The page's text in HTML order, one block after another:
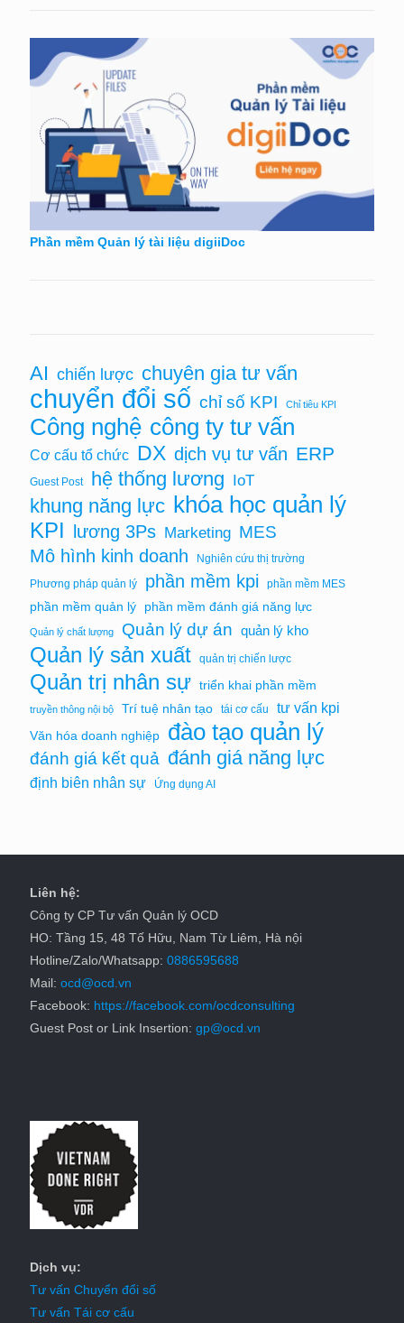
Phần mềm Quản lý tài liệu digiiDoc
AI chiến lược chuyên gia tư vấn
chuyển đổi số chỉ số KPI Chỉ tiêu KPI
Công nghệ công ty tư vấn
Cơ cấu tổ chức DX dịch vụ tư vấn ERP
Guest Post hệ thống lương IoT
khung năng lực khóa học quản lý
KPI lương 3Ps Marketing MES
Mô hình kinh doanh
Nghiên cứu thị trường
Phương pháp quản lý
phần mềm kpi phần mềm MES
phần mềm quản lý phần mềm đánh giá năng lực
Quản lý chất lượng Quản lý dự án quản lý kho
Quản lý sản xuất quản trị chiến lược
Quản trị nhân sự triển khai phần mềm
truyền thông nội bộ Trí tuệ nhân tạo tái cơ cấu tư vấn kpi
Văn hóa doanh nghiệp đào tạo quản lý
đánh giá kết quả đánh giá năng lực
định biên nhân sự Ứng dụng AI
Liên hệ:
Công ty CP Tư vấn Quản lý OCD
HO: Tầng 15, 48 Tố Hữu, Nam Từ Liêm, Hà nội
Hotline/Zalo/Whatsapp: 0886595688
Mail: ocd@ocd.vn
Facebook: https://facebook.com/ocdconsulting
Guest Post or Link Insertion: gp@ocd.vn
Dịch vụ:
Tư vấn Chuyển đổi số
Tư vấn Tái cơ cấu